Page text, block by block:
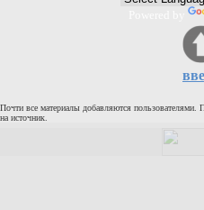
Почти все материалы добавляются пользователями.
на источник.